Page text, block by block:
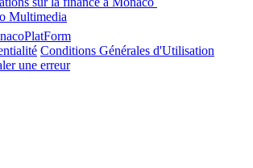
Multimedia
Conditions Générales d'Utilisation
une erreur